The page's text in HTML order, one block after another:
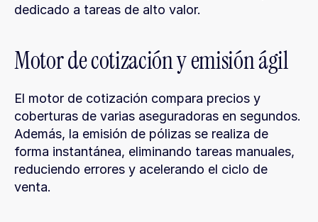
dedicado a tareas de alto valor.
Motor de cotización y emisión ágil
El motor de cotización compara precios y
coberturas de varias aseguradoras en segundos.
Además, la emisión de pólizas se realiza de
forma instantánea, eliminando tareas manuales,
reduciendo errores y acelerando el ciclo de
venta.